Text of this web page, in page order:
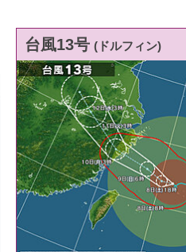
台風13号 (ドルフィン)